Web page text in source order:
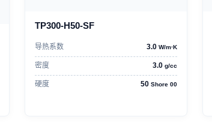
TP300-H50-SF
导热系数 3.0 W/m·K
密度 3.0 g/cc
硬度 50 Shore 00